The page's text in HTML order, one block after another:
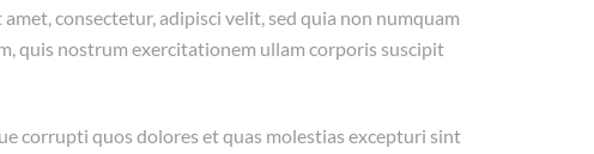
consectetur, adipisci velit, sed quia non numquam
quis nostrum exercitationem ullam corporis suscipit
corrupti quos dolores et quas molestias excepturi sint